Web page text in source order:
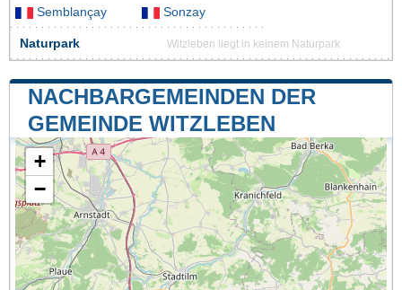
Semblançay Sonzay
Naturpark Witzleben liegt in keinem Naturpark
NACHBARGEMEINDEN DER
GEMEINDE WITZLEBEN
+
−